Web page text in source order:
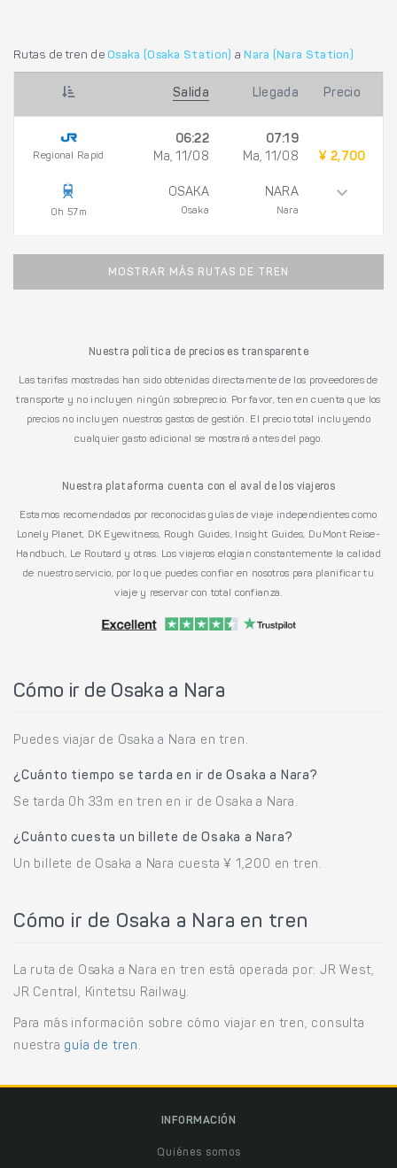
Rutas de tren deOsaka (Osaka Station) a Nara (Nara Station)
Salida Llegada Precio
Regional Rapid
0h 57m
06:22
Ma, 11/08
OSAKA
Osaka
07:19
Ma, 11/08
NARA
Nara
¥ 2,700
MOSTRAR MÁS RUTAS DE TREN
Nuestra política de precios es transparente
Las tarifas mostradas han sido obtenidas directamente de los proveedores de
transporte y no incluyen ningún sobreprecio. Por favor, ten en cuenta que los
precios no incluyen nuestros gastos de gestión. El precio total incluyendo
cualquier gasto adicional se mostrará antes del pago.
Nuestra plataforma cuenta con el aval de los viajeros
Estamos recomendados por reconocidas guías de viaje independientes como
Lonely Planet, DK Eyewitness, Rough Guides, Insight Guides, DuMont Reise-
Handbuch, Le Routard y otras. Los viajeros elogian constantemente la calidad
de nuestro servicio, por lo que puedes confiar en nosotros para planificar tu
viaje y reservar con total confianza.
Cómo ir de Osaka a Nara
Puedes viajar de Osaka a Nara en tren.
¿Cuánto tiempo se tarda en ir de Osaka a Nara?
Se tarda 0h 33m en tren en ir de Osaka a Nara.
¿Cuánto cuesta un billete de Osaka a Nara?
Un billete de Osaka a Nara cuesta ¥ 1,200 en tren.
Cómo ir de Osaka a Nara en tren
La ruta de Osaka a Nara en tren está operada por: JR West,
JR Central, Kintetsu Railway.
Para más información sobre cómo viajar en tren, consulta
nuestra guía de tren .
INFORMACIÓN
Quiénes somos